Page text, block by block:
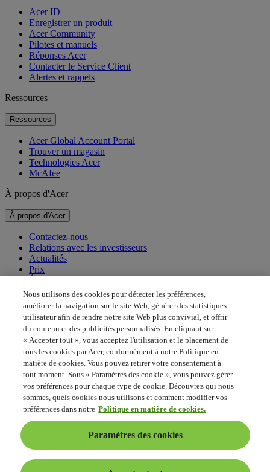
Acer ID
Enregistrer un produit
Acer Community
Pilotes et manuels
Réponses Acer
Contacter le Service Client
Alertes et rappels
Ressources
Ressources
Acer Global Account Portal
Trouver un magasin
Technologies Acer
McAfee
À propos d'Acer
À propos d'Acer
Contactez-nous
Relations avec les investisseurs
Actualités
Prix
Événements
Développement durable
Développement durable
Responsabilité sociale de l'entreprise
Empreinte carbone du produit
Project Humanity
Earthion
Politique de confidentialité
Politique en matière de cookies
Mentions légales
Informations légales supplémentaires
Politique en matière d'accessibilité
Paramètres des cookies
France - Français
Nous utilisons des cookies pour détecter les préférences,
améliorer la navigation sur le site Web, générer des statistiques
utilisateur afin de rendre notre site Web plus convivial, et offrir
du contenu et des publicités personnalisés. En cliquant sur
« Accepter tout », vous acceptez l'utilisation et le placement de
tous les cookies par Acer, conformément à notre Politique en
matière de cookies. Vous pouvez retirer votre consentement à
tout moment. Sous « Paramètres des cookie », vous pouvez gérer
vos préférences pour chaque type de cookie. Découvrez qui nous
sommes, quels cookies nous utilisons et comment modifier vos
préférences dans notre Politique en matière de cookies.
Paramètres des cookies